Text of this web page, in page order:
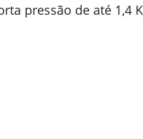
pressão de até 1,4